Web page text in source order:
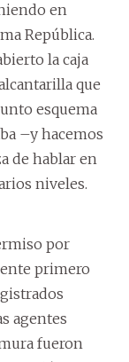
en
República.
la caja
que
esquema
–y hacemos
de hablar en
niveles.
por
primero
agentes
fueron